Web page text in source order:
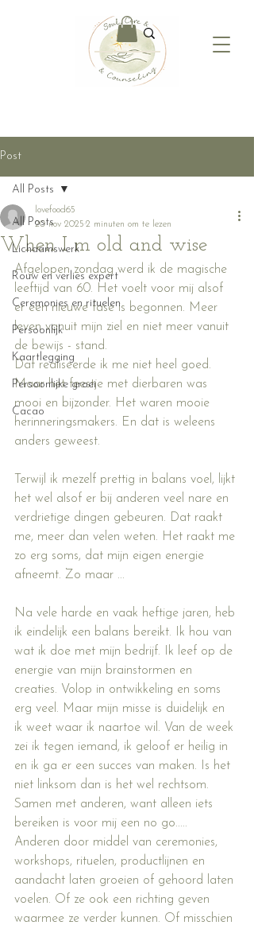
Post
All Posts
Lichaamswerk
Rouw en verlies expert
Ceremonies en rituelen
Persoonlijk
Kaartlegging
Persoonlijke groei
Cacao
All Posts
When I m old and wise
lovefood65
20 nov 2025 2 minuten om te lezen
Afgelopen zondag werd ik de magische
leeftijd van 60. Het voelt voor mij alsof
er een nieuwe fase is begonnen. Meer
leven vanuit mijn ziel en niet meer vanuit
de bewijs - stand.
Dat realiseerde ik me niet heel goed.
Maar het feestje met dierbaren was
mooi en bijzonder. Het waren mooie
herinneringsmakers. En dat is weleens
anders geweest.
Terwijl ik mezelf prettig in balans voel, lijkt
het wel alsof er bij anderen veel nare en
verdrietige dingen gebeuren. Dat raakt
me, meer dan velen weten. Het raakt me
zo erg soms, dat mijn eigen energie
afneemt. Zo maar ...
Na vele harde en vaak heftige jaren, heb
ik eindelijk een balans bereikt. Ik hou van
wat ik doe met mijn bedrijf. Ik leef op de
energie van mijn brainstormen en
creaties. Volop in ontwikkeling en soms
erg veel. Maar mijn misse is duidelijk en
ik weet waar ik naartoe wil. Van de week
zei ik tegen iemand, ik geloof er heilig in
en ik ga er een succes van maken. Is het
niet linksom dan is het wel rechtsom.
Samen met anderen, want alleen iets
bereiken is voor mij een no go.....
Anderen door middel van ceremonies,
workshops, rituelen, productlijnen en
aandacht laten groeien of gehoord laten
voelen. Of ze ook een richting geven
waarmee ze verder kunnen. Of misschien